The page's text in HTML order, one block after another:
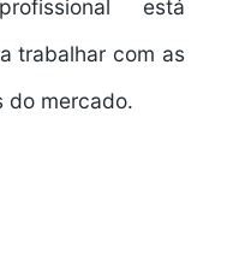
está
trabalhar com as
do mercado.